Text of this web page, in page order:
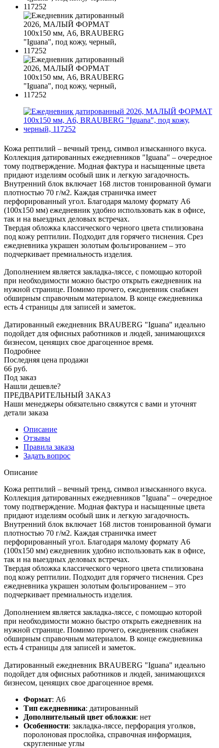
Кожа рептилий – вечный тренд, символ изысканного вкуса.
Коллекция датированных ежедневников "Iguana" – очередное
тому подтверждение. Модная фактура и насыщенные цвета
придают изделиям особый шик и легкую загадочность.
Внутренний блок включает 168 листов тонированной бумаги
плотностью 70 г/м2. Каждая страничка имеет
перфорированный угол. Благодаря малому формату А6
(100х150 мм) ежедневник удобно использовать как в офисе,
так и на выездных деловых встречах.
Твердая обложка классического черного цвета стилизована
под кожу рептилии. Подходит для горячего тиснения. Срез
ежедневника украшен золотым фольгированием – это
подчеркивает премиальность изделия.
Дополнением является закладка-ляссе, с помощью которой
при необходимости можно быстро открыть ежедневник на
нужной странице. Помимо прочего, ежедневник снабжен
обширным справочным материалом. В конце ежедневника
есть 4 страницы для записей и заметок.
Датированный ежедневник BRAUBERG "Iguana" идеально
подойдет для офисных работников и людей, занимающихся
бизнесом, ценящих свое драгоценное время.
Подробнее
Последняя цена продажи
66 руб.
Под заказ
Нашли дешевле?
ПРЕДВАРИТЕЛЬНЫЙ ЗАКАЗ
Наши менеджеры обязательно свяжутся с вами и уточнят
детали заказа
Описание
Отзывы
Правила заказа
Задать вопрос
Описание
Кожа рептилий – вечный тренд, символ изысканного вкуса.
Коллекция датированных ежедневников "Iguana" – очередное
тому подтверждение. Модная фактура и насыщенные цвета
придают изделиям особый шик и легкую загадочность.
Внутренний блок включает 168 листов тонированной бумаги
плотностью 70 г/м2. Каждая страничка имеет
перфорированный угол. Благодаря малому формату А6
(100х150 мм) ежедневник удобно использовать как в офисе,
так и на выездных деловых встречах.
Твердая обложка классического черного цвета стилизована
под кожу рептилии. Подходит для горячего тиснения. Срез
ежедневника украшен золотым фольгированием – это
подчеркивает премиальность изделия.
Дополнением является закладка-ляссе, с помощью которой
при необходимости можно быстро открыть ежедневник на
нужной странице. Помимо прочего, ежедневник снабжен
обширным справочным материалом. В конце ежедневника
есть 4 страницы для записей и заметок.
Датированный ежедневник BRAUBERG "Iguana" идеально
подойдет для офисных работников и людей, занимающихся
бизнесом, ценящих свое драгоценное время.
Формат: А6
Тип ежедневника: датированный
Дополнительный цвет обложки: нет
Особенности: закладка-ляссе, перфорация уголков,
поролоновая прослойка, справочная информация,
скругленные углы